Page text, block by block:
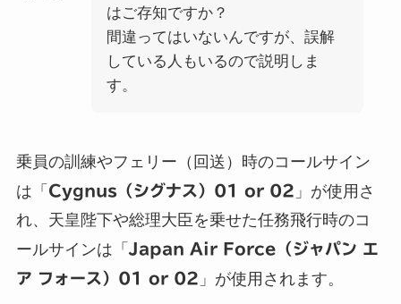
はご存知ですか？
間違ってはいないんですが、誤解
している人もいるので説明しま
す。
乗員の訓練やフェリー（回送）時のコールサイン
は「 Cygnus（シグナス）01 or 02 」が使用さ
れ、天皇陛下や総理大臣を乗せた任務飛行時のコ
ールサインは「Japan Air Force（ジャパン エ
ア フォース）01 or 02 」が使用されます。